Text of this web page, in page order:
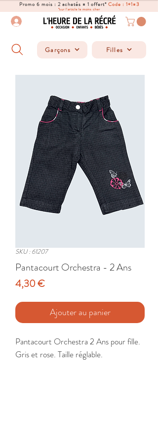
Promo 6 mois : 2 achetés = 1 offert*Code : 1+1=3
*sur l'article le moins cher
Garçons Filles
SKU : 61207
Pantacourt Orchestra - 2 Ans
4,30 €Prix
Ajouter au panier
Pantacourt Orchestra 2 Ans pour fille.
Gris et rose. Taille réglable.